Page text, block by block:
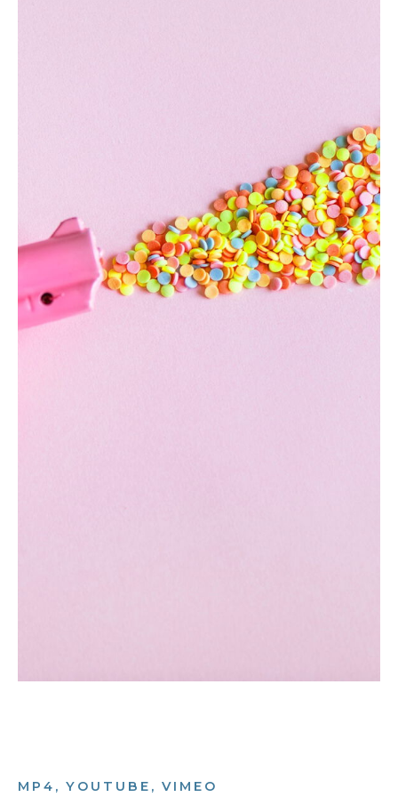
MP4, YOUTUBE, VIMEO